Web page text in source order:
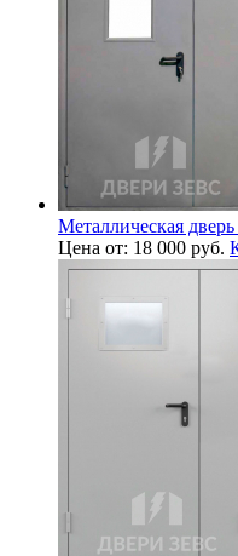
Металлическая
Цена от: 18 000 руб.